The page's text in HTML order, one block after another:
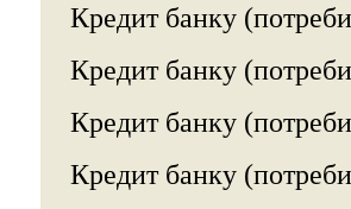
Кредит банку
Кредит банку
Кредит банку
Кредит банку